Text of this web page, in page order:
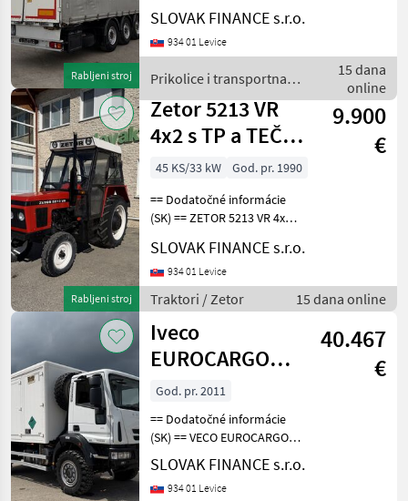
Rabljeni stroj
STANDARD LIGHT MULDA
trojstranka s korytom na
zvitky r.v. 01/2013,
2m, vnútorná výška: 2, 73m
SLOVAK FINANCE s.r.o.
934 01 Levice
Prikolice i transportna
vozila / Sonstige
15 dana
online
Rabljeni stroj
Zetor 5213 VR
4x2 s TP a TEČ
hydraulika
manual VIN 978
9.900
€
45 KS/33 kW
God. pr. 1990
== Dodatočné informácie
(SK) == ZETOR 5213 VR 4x2
kW, 2696 cm3, manuál,
vzadu trojbodový záves,
vývody: kardán, hydraulika,
elektrika
SLOVAK FINANCE s.r.o.
934 01 Levice
Traktori / Zetor 15 dana online
Iveco
EUROCARGO
pojazdná dielňa
4x4 E5 manual
VIN 471
40.467
€
God. pr. 2011
== Dodatočné informácie
(SK) == VECO EUROCARGO
ML110EW pojazdná dielňa
4x4 r.v. 04/2012, 199 854 km,
EURO 5, 160 kW, 5880 cm3,
SLOVAK FINANCE s.r.o.
934 01 Levice